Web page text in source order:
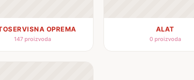
OPREMA
147 proizvoda
ALAT
0 proizvoda